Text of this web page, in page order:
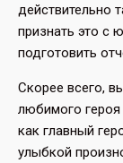
действительно
признать это с
подготовить
Скорее всего,
любимого героя
как главный
улыбкой